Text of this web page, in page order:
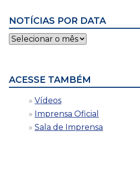
NOTÍCIAS POR DATA
Notícias
por
ACESSE TAMBÉM
Vídeos
Imprensa Oficial
Sala de Imprensa